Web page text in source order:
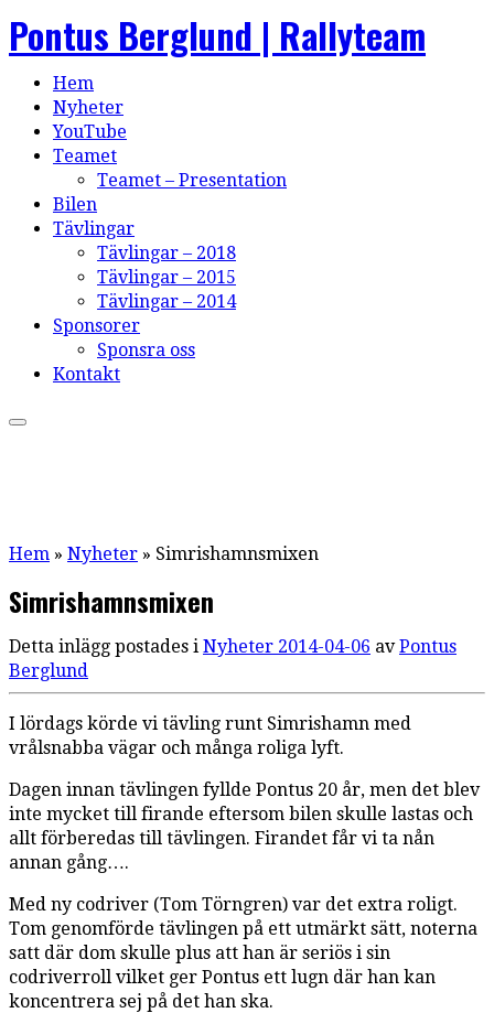
Pontus Berglund | Rallyteam
Hem
Nyheter
YouTube
Teamet
Teamet – Presentation
Bilen
Tävlingar
Tävlingar – 2018
Tävlingar – 2015
Tävlingar – 2014
Sponsorer
Sponsra oss
Kontakt
Hem » Nyheter » Simrishamnsmixen
Simrishamnsmixen
Detta inlägg postades i Nyheter 2014-04-06 avPontus
Berglund
I lördags körde vi tävling runt Simrishamn med
vrålsnabba vägar och många roliga lyft.
Dagen innan tävlingen fyllde Pontus 20 år, men det blev
inte mycket till firande eftersom bilen skulle lastas och
allt förberedas till tävlingen. Firandet får vi ta nån
annan gång….
Med ny codriver (Tom Törngren) var det extra roligt.
Tom genomförde tävlingen på ett utmärkt sätt, noterna
satt där dom skulle plus att han är seriös i sin
codriverroll vilket ger Pontus ett lugn där han kan
koncentrera sej på det han ska.